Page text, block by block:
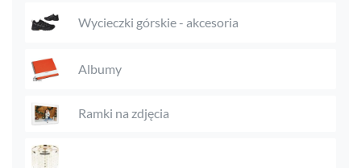
Wycieczki górskie - akcesoria
Albumy
Ramki na zdjęcia